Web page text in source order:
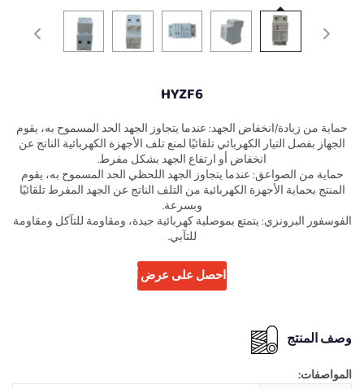
HYZF6
حماية من زيادة/انخفاض الجهد: عندما يتجاوز الجهد الحد المسموح به، يقوم
الجهاز بفصل التيار الكهربائي تلقائيًا لمنع تلف الأجهزة الكهربائية الناتج عن
انخفاض أو ارتفاع الجهد بشكل مفرط.
حماية من الصواعق: عندما يتجاوز الجهد اللحظي الحد المسموح به، يقوم
المنتج بحماية الأجهزة الكهربائية من التلف الناتج عن الجهد المفرط تلقائيًا
وبسرعة.
الفوسفور البرونزي: يتمتع بموصلية كهربائية جيدة، ومقاومة للتآكل ومقاومة
للتآبي.
احصل على عرض أسعار
وصف المنتج
المواصفات: